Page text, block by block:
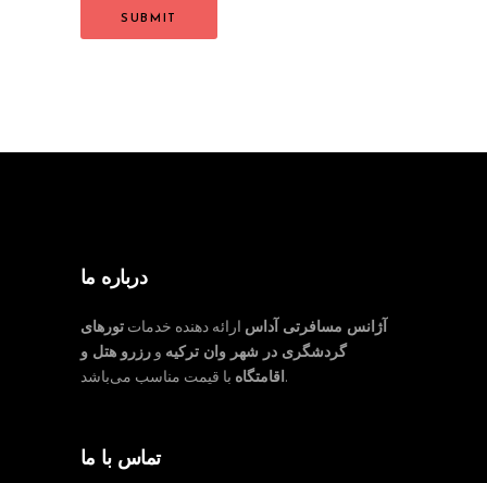
درباره ما
آژانس مسافرتی آداس ارائه دهنده خدماتتورهای
گردشگری در شهر وان ترکیه ورزرو هتل و
اقامتگاهبا قیمت مناسب می‌باشد.
تماس با ما